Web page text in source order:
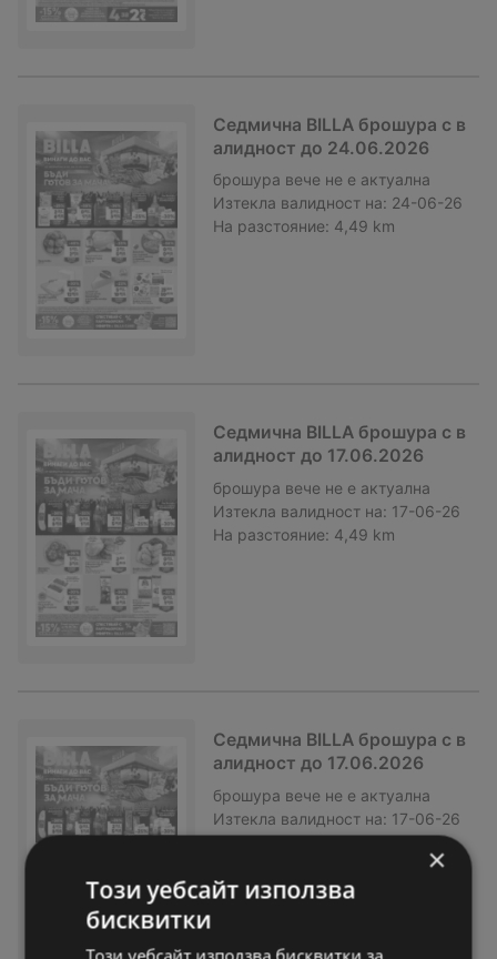
Седмична BILLA брошура с в
алидност до 24.06.2026
брошура вече не е актуална
Изтекла валидност на: 24-06-26
На разстояние: 4,49 km
Седмична BILLA брошура с в
алидност до 17.06.2026
брошура вече не е актуална
Изтекла валидност на: 17-06-26
На разстояние: 4,49 km
Седмична BILLA брошура с в
алидност до 17.06.2026
брошура вече не е актуална
Изтекла валидност на: 17-06-26
На разстояние: 4,49 km ×
Този уебсайт използва
бисквитки
Този уебсайт използва бисквитки за